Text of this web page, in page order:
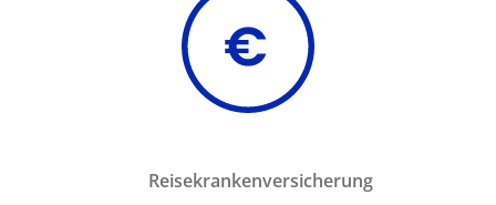
Reisekrankenversicherung